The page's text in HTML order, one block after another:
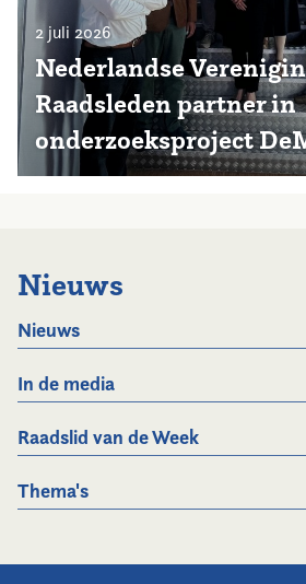
2 juli 2026
Nederlandse
Raadsleden partner in
onderzoeksproject
Nieuws
Nieuws
In de media
Raadslid van de Week
Thema's